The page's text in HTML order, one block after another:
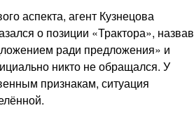
аспекта, агент Кузнецова
о позиции «Трактора», назвав
ради предложения» и
никто не обращался. У
признакам, ситуация